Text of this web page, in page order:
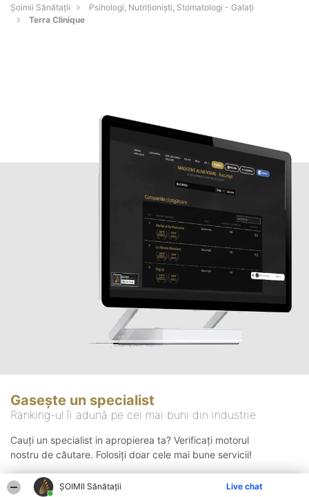
ŞOIMII Sănătații Live chat
Şoimii Sănătații
Psihologi, Nutriționiști, Stomatologi - Galaţi
Terra Clinique
Gasește un specialist
Ranking-ul îi adună pe cei mai buni din industrie
Cauți un specialist in apropierea ta? Verificați motorul
nostru de căutare. Folosiți doar cele mai bune servicii!